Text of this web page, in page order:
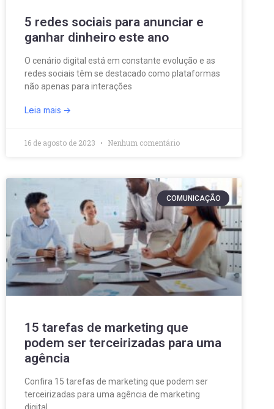
5 redes sociais para anunciar e
ganhar dinheiro este ano
O cenário digital está em constante evolução e as
redes sociais têm se destacado como plataformas
não apenas para interações
Leia mais
16 de agosto de 2023 Nenhum comentário
COMUNICAÇÃO
15 tarefas de marketing que
podem ser terceirizadas para uma
agência
Confira 15 tarefas de marketing que podem ser
terceirizadas para uma agência de marketing